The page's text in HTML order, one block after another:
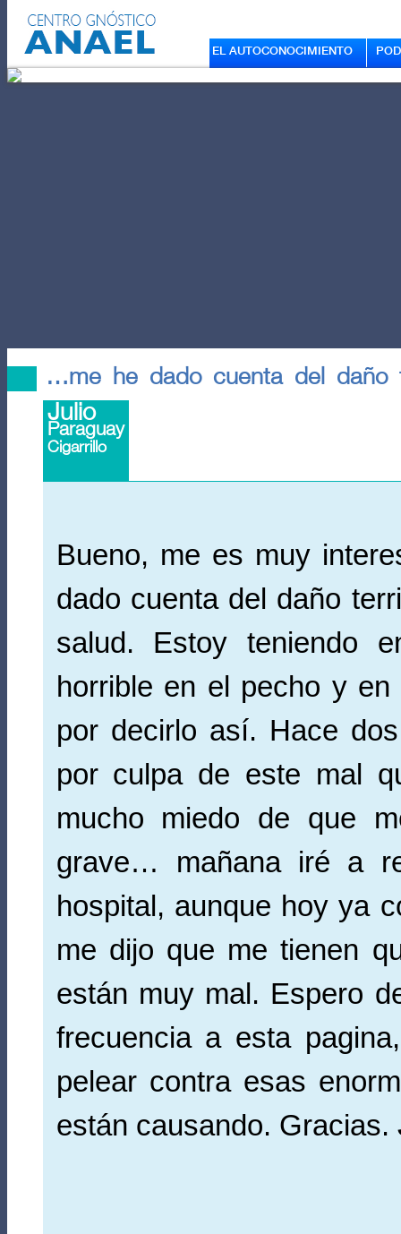
EL AUTOCONOCIMIENTO
…me he dado cuenta del daño
Julio
Paraguay
Cigarrillo
Bueno, me es muy
dado cuenta del daño
salud. Estoy teniendo
horrible en el pecho y
por decirlo así. Hace
por culpa de este mal
mucho miedo de que
grave… mañana iré a
hospital, aunque hoy ya
me dijo que me tienen
están muy mal. Espero
frecuencia a esta
pelear contra esas
están causando. Gracias.